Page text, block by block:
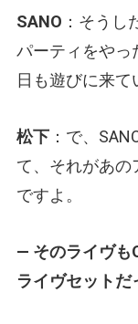
SANO ：そうし
パーティをやっ
日も遊びに来て
松下 ：で、
て、それがあの
ですよ。
— そのライヴも
ライヴセットだ